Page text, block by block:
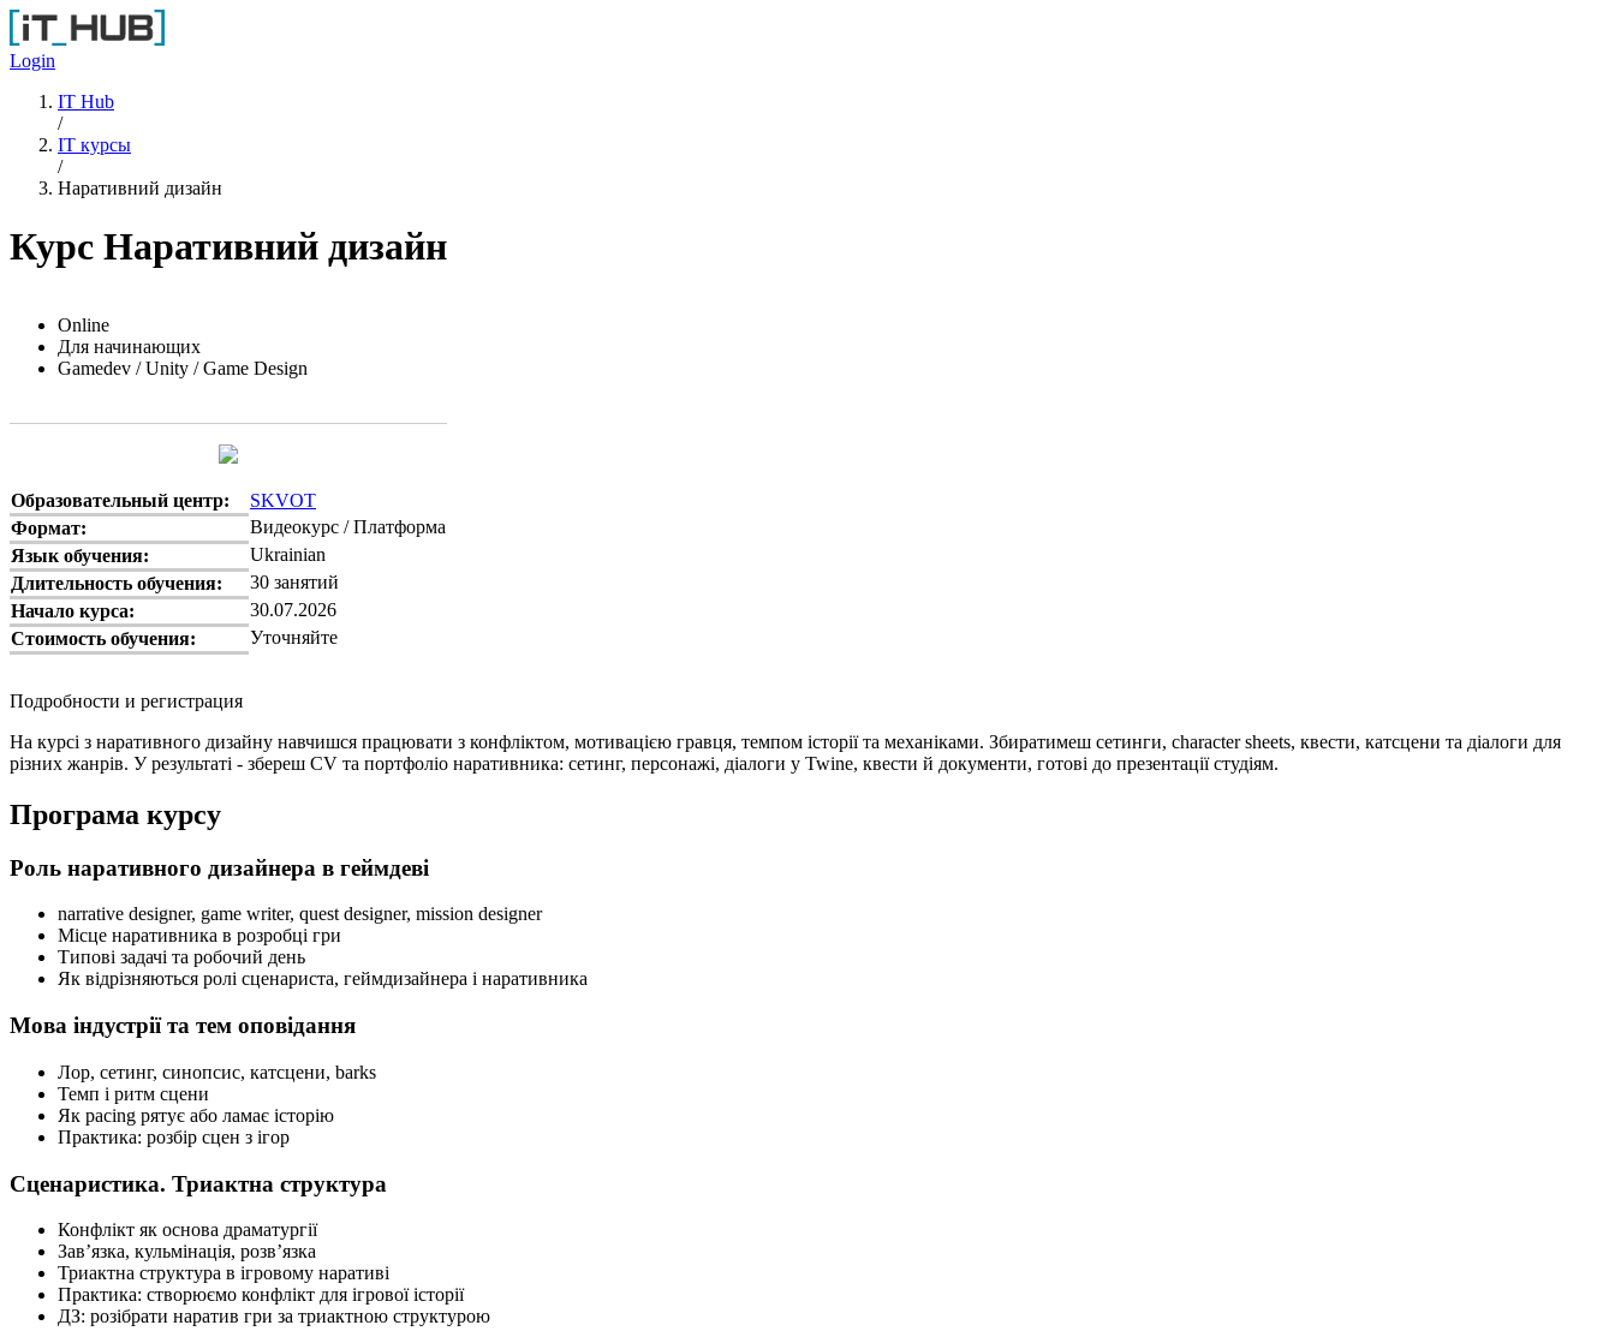
Перейти к основному содержанию
Login
IT Hub
/
IT курсы
/
Наративний дизайн
Курс Наративний дизайн
Online
Для начинающих
Gamedev / Unity / Game Design
Образовательный центр:
SKVOT
Формат:
Видеокурс / Платформа
Язык обучения:
Ukrainian
Длительность обучения:
30 занятий
Начало курса:
30.07.2026
Стоимость обучения:
Уточняйте
Подробности и регистрация
На курсі з наративного дизайну навчишся працювати з конфліктом, мотивацією гравця, темпом історії та механіками. Збиратимеш сетинги, character sheets, квести, катсцени та діалоги для
різних жанрів. У результаті - збереш CV та портфоліо наративника: сетинг, персонажі, діалоги у Twine, квести й документи, готові до презентації студіям.
Програма курсу
Роль наративного дизайнера в геймдеві
narrative designer, game writer, quest designer, mission designer
Місце наративника в розробці гри
Типові задачі та робочий день
Як відрізняються ролі сценариста, геймдизайнера і наративника
Мова індустрії та тем оповідання
Лор, сетинг, синопсис, катсцени, barks
Темп і ритм сцени
Як pacing рятує або ламає історію
Практика: розбір сцен з ігор
Сценаристика. Триактна структура
Конфлікт як основа драматургії
Зав’язка, кульмінація, розв’язка
Триактна структура в ігровому наративі
Практика: створюємо конфлікт для ігрової історії
ДЗ: розібрати наратив гри за триактною структурою